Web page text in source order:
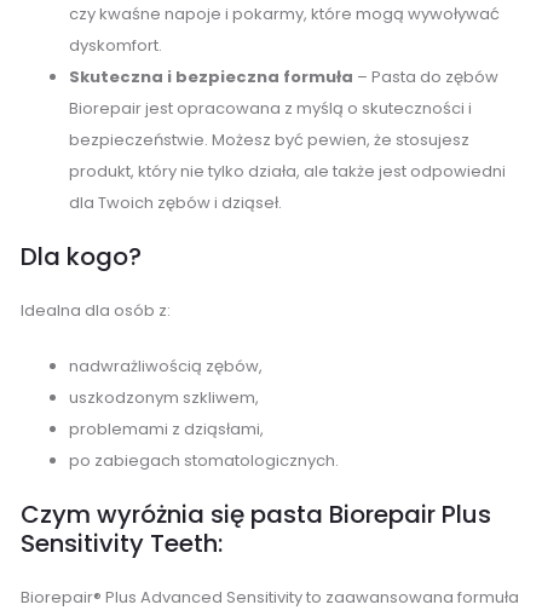
czy kwaśne napoje i pokarmy, które mogą wywoływać
dyskomfort.
Skuteczna i bezpieczna formuła – Pasta do zębów
Biorepair jest opracowana z myślą o skuteczności i
bezpieczeństwie. Możesz być pewien, że stosujesz
produkt, który nie tylko działa, ale także jest odpowiedni
dla Twoich zębów i dziąseł.
Dla kogo?
Idealna dla osób z:
nadwrażliwością zębów,
uszkodzonym szkliwem,
problemami z dziąsłami,
po zabiegach stomatologicznych.
Czym wyróżnia się pasta Biorepair Plus
Sensitivity Teeth:
Biorepair® Plus Advanced Sensitivity to zaawansowana formuła